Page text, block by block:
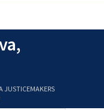
JUSTICEMAKERS